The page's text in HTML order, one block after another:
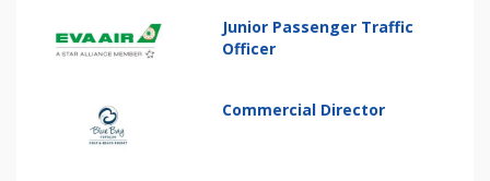
Junior Passenger Traffic
Officer
Commercial Director